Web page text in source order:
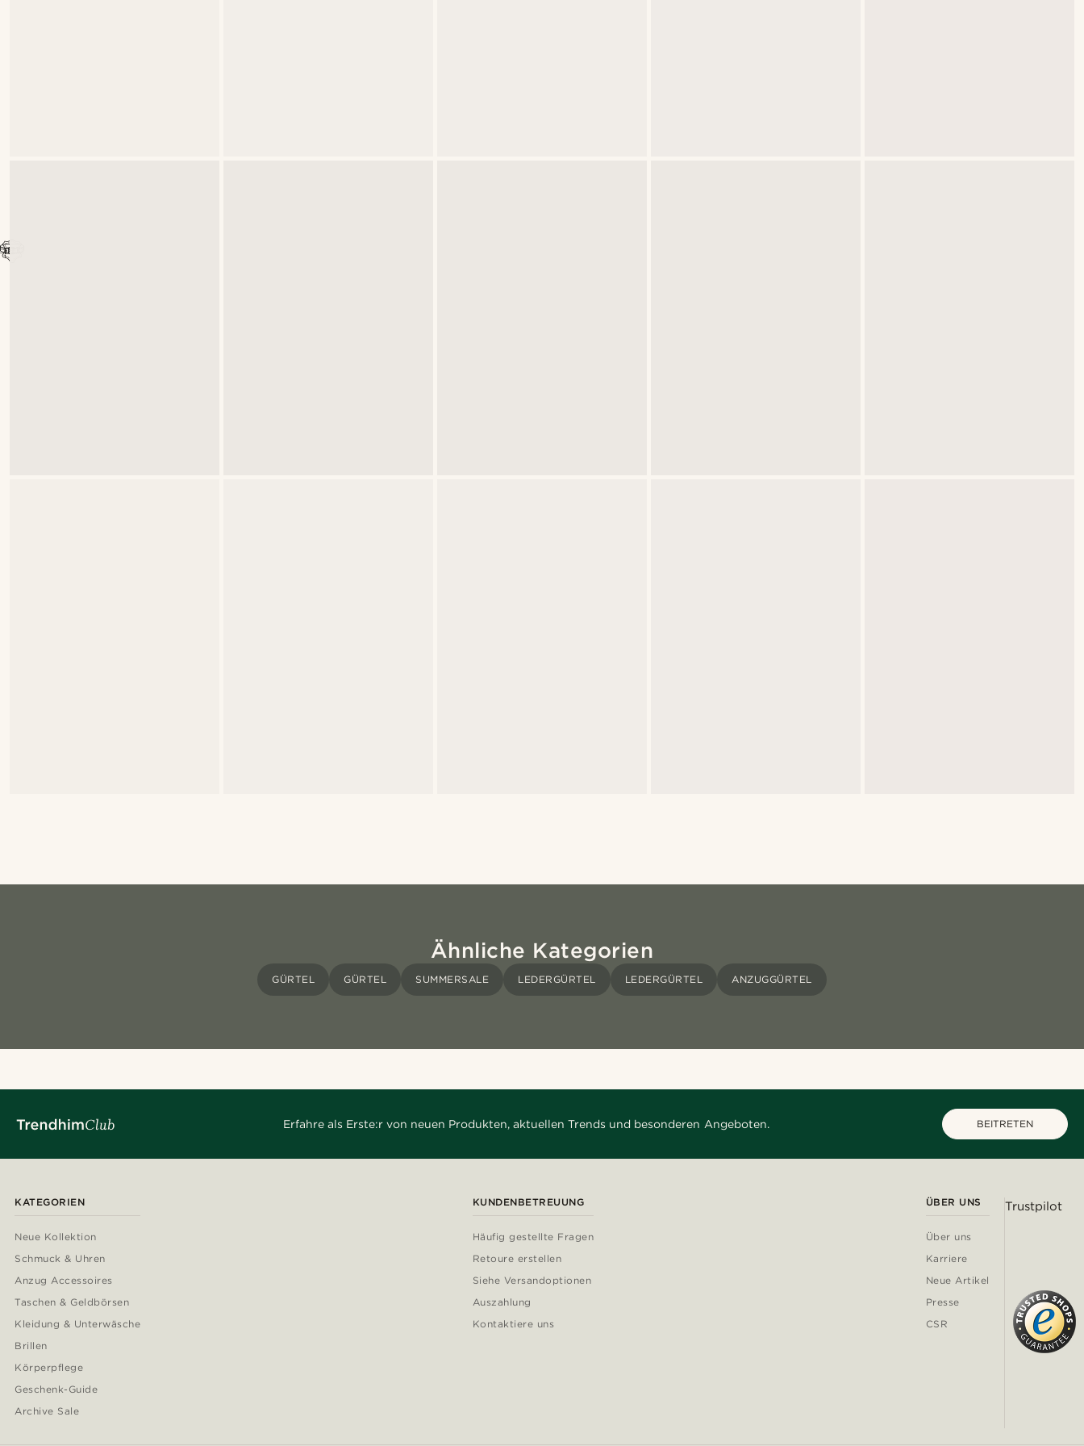
Ähnliche Kategorien
GÜRTEL GÜRTEL SUMMERSALE LEDERGÜRTEL LEDERGÜRTEL ANZUGGÜRTEL
Erfahre als Erste:r von neuen Produkten, aktuellen Trends und besonderen Angeboten. BEITRETEN
KATEGORIEN
Neue Kollektion
Schmuck & Uhren
Anzug Accessoires
Taschen & Geldbörsen
Kleidung & Unterwäsche
Brillen
Körperpflege
Geschenk-Guide
Archive Sale
KUNDENBETREUUNG
Häufig gestellte Fragen
Retoure erstellen
Siehe Versandoptionen
Auszahlung
Kontaktiere uns
ÜBER UNS
Über uns
Karriere
Neue Artikel
Presse
CSR
Trustpilot